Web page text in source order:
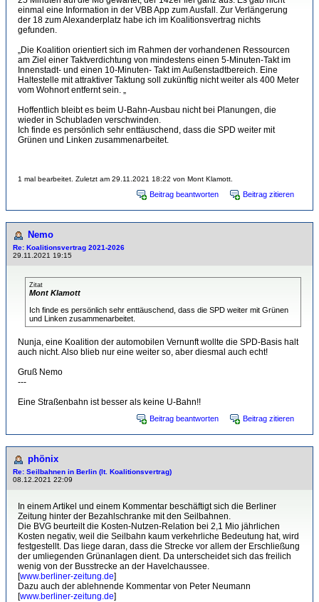
einmal eine Information in der VBB App zum Ausfall. Zur Verlängerung
der 18 zum Alexanderplatz habe ich im Koalitionsvertrag nichts
gefunden.
„Die Koalition orientiert sich im Rahmen der vorhandenen Ressourcen
am Ziel einer Taktverdichtung von mindestens einen 5-Minuten-Takt im
Innenstadt- und einen 10-Minuten- Takt im Außenstadtbereich. Eine
Haltestelle mit attraktiver Taktung soll zukünftig nicht weiter als 400 Meter
vom Wohnort entfernt sein. „
Hoffentlich bleibt es beim U-Bahn-Ausbau nicht bei Planungen, die
wieder in Schubladen verschwinden.
Ich finde es persönlich sehr enttäuschend, dass die SPD weiter mit
Grünen und Linken zusammenarbeitet.
1 mal bearbeitet. Zuletzt am 29.11.2021 18:22 von Mont Klamott.
Beitrag beantworten Beitrag zitieren
Nemo
Re: Koalitionsvertrag 2021-2026
29.11.2021 19:15
Zitat
Mont Klamott
Ich finde es persönlich sehr enttäuschend, dass die SPD weiter mit Grünen
und Linken zusammenarbeitet.
Nunja, eine Koalition der automobilen Vernunft wollte die SPD-Basis halt
auch nicht. Also blieb nur eine weiter so, aber diesmal auch echt!
Gruß Nemo
---
Eine Straßenbahn ist besser als keine U-Bahn!!
Beitrag beantworten Beitrag zitieren
phönix
Re: Seilbahnen in Berlin (lt. Koalitionsvertrag)
08.12.2021 22:09
In einem Artikel und einem Kommentar beschäftigt sich die Berliner
Zeitung hinter der Bezahlschranke mit den Seilbahnen.
Die BVG beurteilt die Kosten-Nutzen-Relation bei 2,1 Mio jährlichen
Kosten negativ, weil die Seilbahn kaum verkehrliche Bedeutung hat, wird
festgestellt. Das liege daran, dass die Strecke vor allem der Erschließung
der umliegenden Grünanlagen dient. Da unterscheidet sich das freilich
wenig von der Busstrecke an der Havelchaussee.
[www.berliner-zeitung.de]
Dazu auch der ablehnende Kommentar von Peter Neumann
[www.berliner-zeitung.de]